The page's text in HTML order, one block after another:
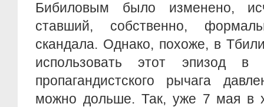
Бибиловым было изменено,
ставший, собственно,
скандала. Однако, похоже, в
использовать этот эпизод в
пропагандистского рычага
можно дольше. Так, уже 7 мая в